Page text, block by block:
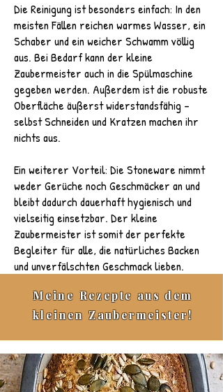
Die Reinigung ist besonders einfach: In den
meisten Fällen reichen warmes Wasser, ein
Schaber und ein weicher Schwamm völlig
aus. Bei Bedarf kann der kleine
Zaubermeister auch in die Spülmaschine
gegeben werden. Außerdem ist die robuste
Oberfläche äußerst widerstandsfähig –
selbst Schneiden und Kratzen machen ihr
nichts aus.
Ein weiterer Vorteil: Die Stoneware nimmt
weder Gerüche noch Geschmäcker an und
bleibt dadurch dauerhaft hygienisch und
vielseitig einsetzbar. Der kleine
Zaubermeister ist somit der perfekte
Begleiter für alle, die natürliches Backen
und unverfälschten Geschmack lieben.
Meine Rezepte aus dem
kleinen Zaubermeister!